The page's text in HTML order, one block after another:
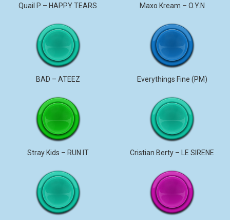
Quail P – HAPPY TEARS Maxo Kream – O.Y.N
BAD – ATEEZ Everythings Fine (PM)
Stray Kids – RUN IT Cristian Berty – LE SIRENE